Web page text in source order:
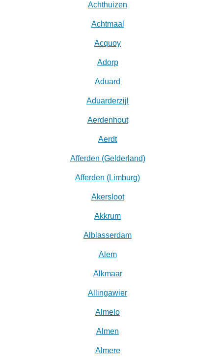
Achthuizen
Achtmaal
Acquoy
Adorp
Aduard
Aduarderzijl
Aerdenhout
Aerdt
Afferden (Gelderland)
Afferden (Limburg)
Akersloot
Akkrum
Alblasserdam
Alem
Alkmaar
Allingawier
Almelo
Almen
Almere